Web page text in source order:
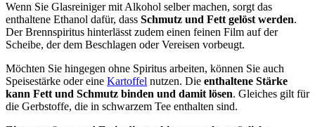
Wenn Sie Glasreiniger mit Alkohol selber machen, sorgt das
enthaltene Ethanol dafür, dass Schmutz und Fett gelöst werden.
Der Brennspiritus hinterlässt zudem einen feinen Film auf der
Scheibe, der dem Beschlagen oder Vereisen vorbeugt.
Möchten Sie hingegen ohne Spiritus arbeiten, können Sie auch
Speisestärke oder eine Kartoffel nutzen. Die enthaltene Stärke
kann Fett und Schmutz binden und damit lösen. Gleiches gilt für
die Gerbstoffe, die in schwarzem Tee enthalten sind.